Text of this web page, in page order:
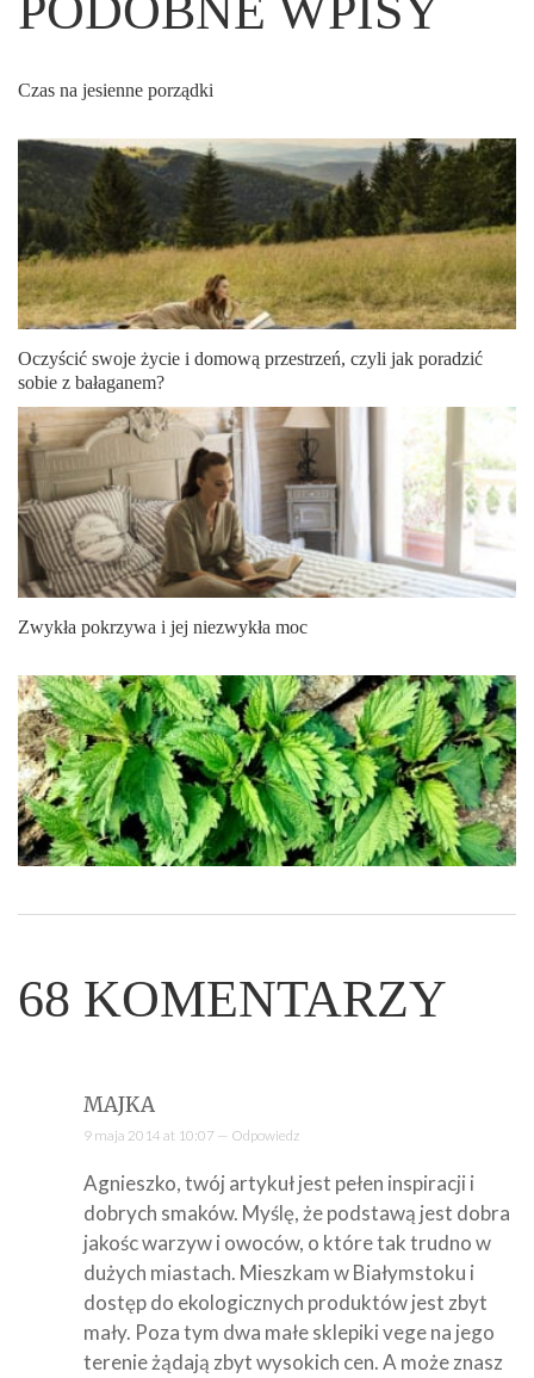
PODOBNE WPISY
Czas na jesienne porządki
Oczyścić swoje życie i domową przestrzeń, czyli jak poradzić
sobie z bałaganem?
Zwykła pokrzywa i jej niezwykła moc
68 KOMENTARZY
MAJKA
9 maja 2014 at 10:07 — Odpowiedz
Agnieszko, twój artykuł jest pełen inspiracji i
dobrych smaków. Myślę, że podstawą jest dobra
jakośc warzyw i owoców, o które tak trudno w
dużych miastach. Mieszkam w Białymstoku i
dostęp do ekologicznych produktów jest zbyt
mały. Poza tym dwa małe sklepiki vege na jego
terenie żądają zbyt wysokich cen. A może znasz